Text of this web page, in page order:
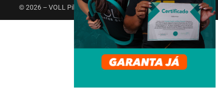
© 2026 – VOLL Pilates Group. Todos os direitos reservados.